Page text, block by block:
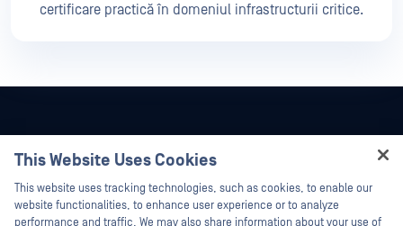
certificare practică în domeniul infrastructurii critice.
This Website Uses Cookies
This website uses tracking technologies, such as cookies, to enable our
website functionalities, to enhance user experience or to analyze
performance and traffic. We may also share information about your use of
Hey there!
I'm Ozzy, your OPSWAT virtual assistant.
How can I help you secure what's critical